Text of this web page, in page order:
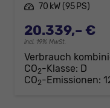
Leistung 70 kW (95 PS)
20.339,– €
incl. 19% MwSt.
Verbrauch
CO2-Klasse: D
CO2-Emissionen: